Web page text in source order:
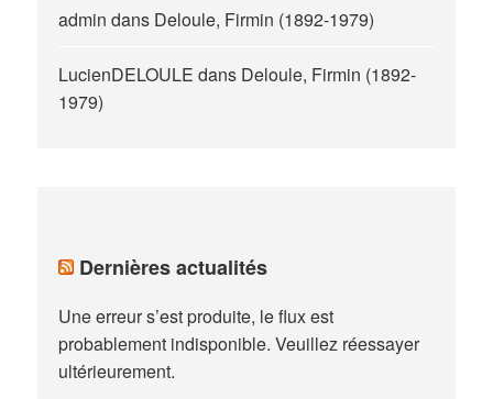
admin dans Deloule, Firmin (1892-1979)
LucienDELOULE dans Deloule, Firmin (1892-
1979)
Dernières actualités
Une erreur s’est produite, le flux est
probablement indisponible. Veuillez réessayer
ultérieurement.